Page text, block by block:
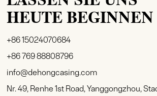
HEUTE BEGINNEN
+86 15024070684
+86 769 88808796
info@dehongcasing.com
Nr. 49, Renhe 1st Road, Yanggongzhou,